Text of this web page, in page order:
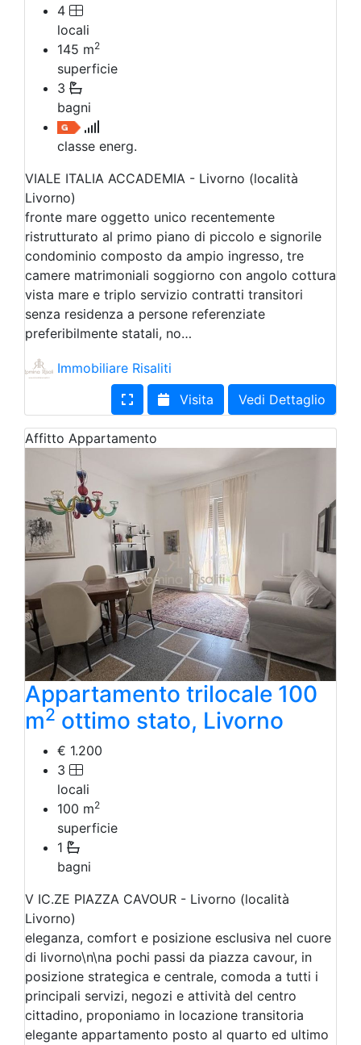
4
locali
145 m2
superficie
3
bagni
classe energ.
VIALE ITALIA ACCADEMIA - Livorno (località
Livorno)
fronte mare oggetto unico recentemente
ristrutturato al primo piano di piccolo e signorile
condominio composto da ampio ingresso, tre
camere matrimoniali soggiorno con angolo cottura
vista mare e triplo servizio contratti transitori
senza residenza a persone referenziate
preferibilmente statali, no…
Immobiliare Risaliti
Visita
Vedi Dettaglio
Affitto Appartamento
Appartamento trilocale 100
m2 ottimo stato, Livorno
€ 1.200
3
locali
100 m2
superficie
1
bagni
V IC.ZE PIAZZA CAVOUR - Livorno (località
Livorno)
eleganza, comfort e posizione esclusiva nel cuore
di livorno\n\na pochi passi da piazza cavour, in
posizione strategica e centrale, comoda a tutti i
principali servizi, negozi e attività del centro
cittadino, proponiamo in locazione transitoria
elegante appartamento posto al quarto ed ultimo